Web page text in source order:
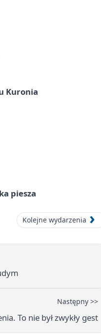
Kuronia
piesza
Kolejne wydarzenia
Następny >>
To nie był zwykły gest